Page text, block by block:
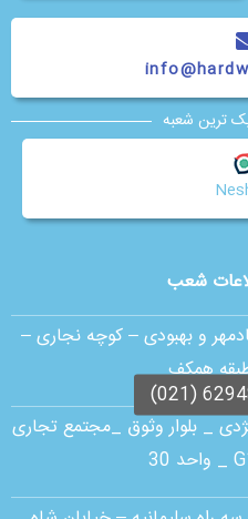
شعب
و بهبودی – کوچه نجاری –
_ بلوار وثوق _مجتمع تجاری
ترین شعبه